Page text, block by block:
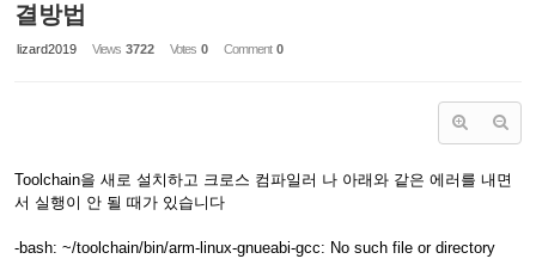
결방법
lizard2019 Views 3722 Votes 0 Comment 0
Toolchain을 새로 설치하고 크로스 컴파일러 나 아래와 같은 에러를 내면
서 실행이 안 될 때가 있습니다
-bash: ~/toolchain/bin/arm-linux-gnueabi-gcc: No such file or directory